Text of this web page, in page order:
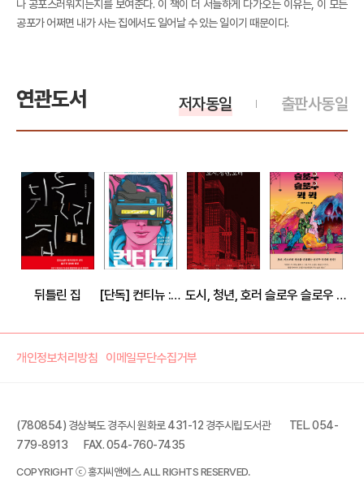
나 공포스러워지는지를 보여준다. 이 책이 더 서늘하게 다가오는 이유는, 이 모든
공포가 어쩌면 내가 사는 집에서도 일어날 수 있는 일이기 때문이다.
연관도서 출판사동일
저자동일
뒤틀린 집 [단독] 컨티뉴 : 메타버스 게임 앤솔로지 도시, 청년, 호러 슬로우 슬로우 퀵 퀵
개인정보처리방침 이메일무단수집거부
(780854) 경상북도 경주시 원화로 431-12 경주시립도서관
TEL. 054-
779-8913
FAX. 054-760-7435
COPYRIGHT ⓒ 홍지씨앤에스. ALL RIGHTS RESERVED.